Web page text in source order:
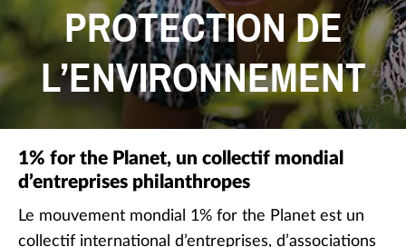
Retirer les couleurs
PROTECTION DE
L’ENVIRONNEMENT
1% for the Planet, un collectif mondial
d’entreprises philanthropes
Le mouvement mondial 1% for the Planet est un
collectif international d’entreprises, d’associations